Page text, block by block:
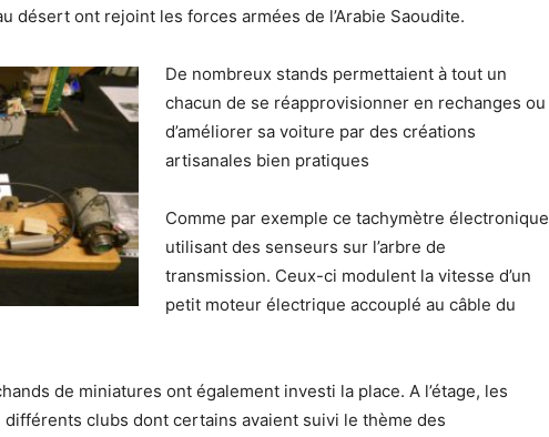
désert ont rejoint les forces armées de l’Arabie Saoudite.
De nombreux stands permettaient à tout un
chacun de se réapprovisionner en rechanges ou
d’améliorer sa voiture par des créations
artisanales bien pratiques
Comme par exemple ce tachymètre électronique
utilisant des senseurs sur l’arbre de
transmission. Ceux-ci modulent la vitesse d’un
petit moteur électrique accouplé au câble du
de miniatures ont également investi la place. A l’étage, les
clubs dont certains avaient suivi le thème des